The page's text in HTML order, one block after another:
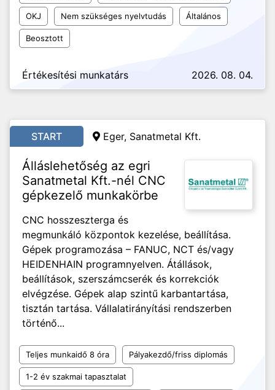
OKJ Nem szükséges nyelvtudás Általános
Beosztott
Értékesítési munkatárs 2026. 08. 04.
START Eger, Sanatmetal Kft.
Álláslehetőség az egri
Sanatmetal Kft.-nél CNC
gépkezelő munkakörbe
CNC hosszeszterga és
megmunkáló központok kezelése, beállítása.
Gépek programozása – FANUC, NCT és/vagy
HEIDENHAIN programnyelven. Átállások,
beállítások, szerszámcserék és korrekciók
elvégzése. Gépek alap szintű karbantartása,
tisztán tartása. Vállalatirányítási rendszerben
történő...
Teljes munkaidő 8 óra Pályakezdő/friss diplomás
1-2 év szakmai tapasztalat